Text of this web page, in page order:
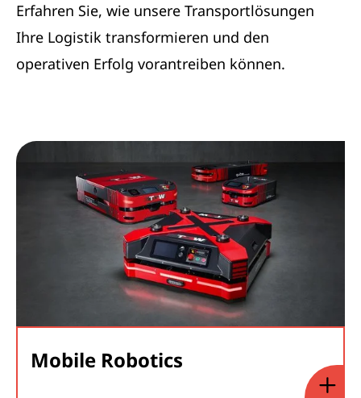
Erfahren Sie, wie unsere Transportlösungen
Ihre Logistik transformieren und den
operativen Erfolg vorantreiben können.
Mobile Robotics